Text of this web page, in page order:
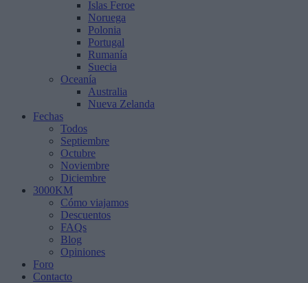
Islas Feroe
Noruega
Polonia
Portugal
Rumanía
Suecia
Oceanía
Australia
Nueva Zelanda
Fechas
Todos
Septiembre
Octubre
Noviembre
Diciembre
3000KM
Cómo viajamos
Descuentos
FAQs
Blog
Opiniones
Foro
Contacto